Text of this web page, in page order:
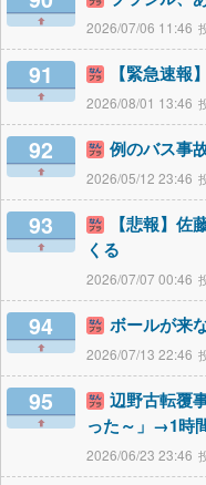
2026/07/06 11:46
91 【緊急速報
2026/08/01 13:46
92 例のバス事
2026/05/12 23:46
93
【悲報】佐
くる
2026/07/07 00:46
94 ボールが来
2026/07/13 22:46
95
辺野古転覆
った～」→1時
2026/06/23 23:46